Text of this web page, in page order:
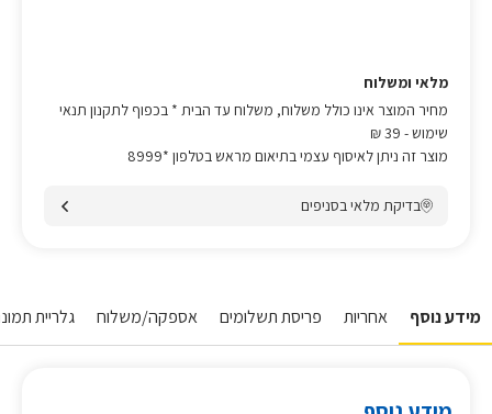
מלאי ומשלוח
מחיר המוצר אינו כולל משלוח, משלוח עד הבית * בכפוף לתקנון תנאי
שימוש- 39 ₪
מוצר זה ניתן לאיסוף עצמי בתיאום מראש בטלפון *8999
בדיקת מלאי בסניפים
מידע נוסף אחריות פריסת תשלומים אספקה/משלוח גלריית